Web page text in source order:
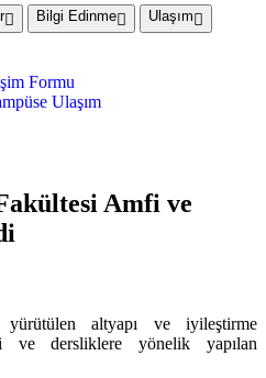
Bilgi Edinme Ulaşım
Formu
Ulaşım
Amfi ve
yürütülen altyapı ve iyileştirme
ve dersliklere yönelik yapılan